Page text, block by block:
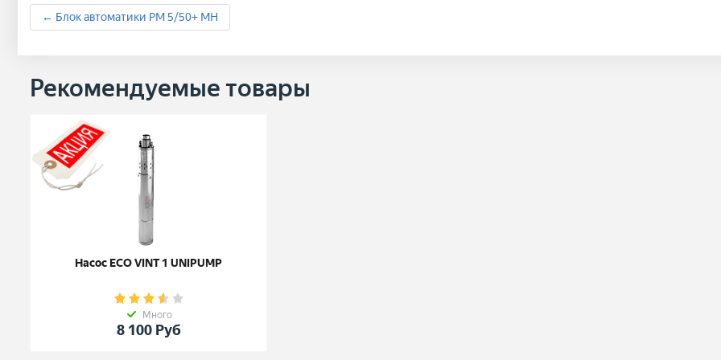
← Блок автоматики РМ 5/50+ МН
Рекомендуемые товары
Насос ECO VINT 1 UNIPUMP
Много
8 100Руб